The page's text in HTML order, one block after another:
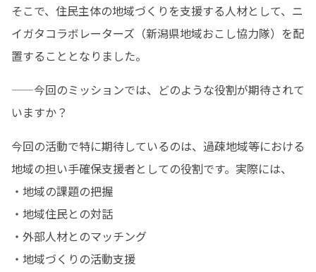
そこで、住民主体の地域づくりを支援する人材として、ニ
イガタコラボレーターズ（新潟県地域おこし協力隊）を配
置することとなりました。
——今回のミッションでは、どのような役割が期待されて
いますか？
今回の活動で特に期待しているのは、過疎地域等における
地域の担い手確保支援者としての役割です。実際には、
・地域の課題の把握
・地域住民との対話
・外部人材とのマッチング
・地域づくりの活動支援